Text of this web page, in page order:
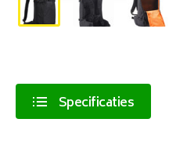
Specificaties